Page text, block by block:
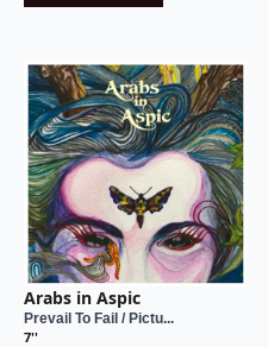
Arabs in Aspic
Prevail To Fail / Pictu...
7''